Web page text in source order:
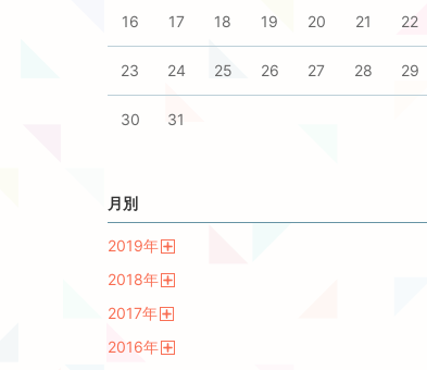
16 17 18 19 20 21 22
23 24 25 26 27 28 29
30 31
月別
2019年
2018年
2017年
2016年